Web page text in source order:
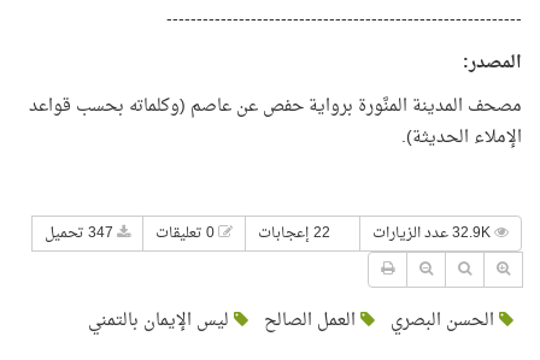
-----------------------------------------------------------
المصدر:
مصحف المدينة المنَّورة برواية حفص عن عاصم (وكلماته بحسب قواعد
الإملاء الحديثة).
22 إعجابات
الحسن البصري العمل الصالح ليس الإيمان بالتمني